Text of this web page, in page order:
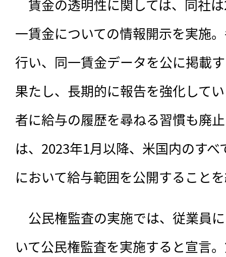
賃金の透明性に関しては、同社
一賃金についての情報開示を実施
行い、同一賃金データを公に掲載
果たし、長期的に報告を強化して
者に給与の履歴を尋ねる習慣も廃
は、2023年1月以降、米国内のす
において給与範囲を公開すること
公民権監査の実施では、従業員
いて公民権監査を実施すると宣言